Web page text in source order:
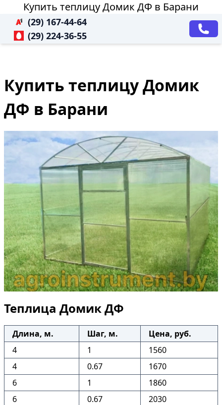
Купить теплицу Домик ДФ в Барани
(29) 167-44-64
(29) 224-36-55
Купить теплицу Домик
ДФ в Барани
Теплица Домик ДФ
Длина, м. Шаг, м.
Цена, руб.
4
1
1560
4
0.67
1670
6
1
1860
6
0.67
2030